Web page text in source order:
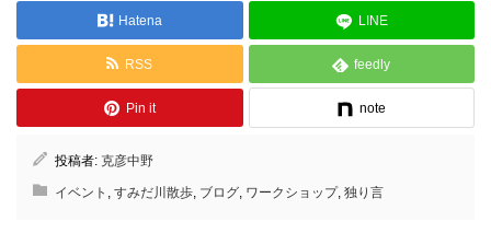
Hatena LINE
RSS feedly
Pin it note
投稿者: 克彦中野
イベント , すみだ川散歩, ブログ, ワークショップ, 独り言